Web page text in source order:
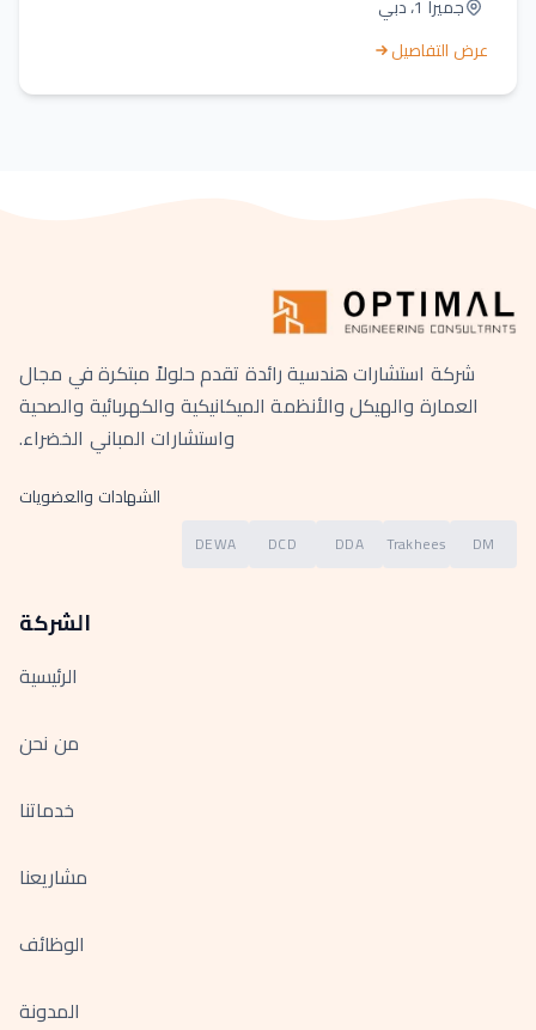
جميرا 1، دبي
عرض التفاصيل
شركة استشارات هندسية رائدة تقدم حلولاً مبتكرة في مجال
العمارة والهيكل والأنظمة الميكانيكية والكهربائية والصحية
واستشارات المباني الخضراء.
الشهادات والعضويات
DM
Trakhees
DDA
DCD
DEWA
الشركة
الرئيسية
من نحن
خدماتنا
مشاريعنا
الوظائف
المدونة